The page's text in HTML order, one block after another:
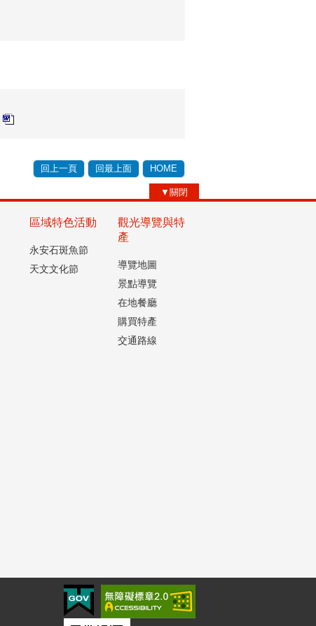
回上一頁 回最上面 HOME
▼關閉
區域特色活動
永安石斑魚節
天文文化節
觀光導覽與特
產
導覽地圖
景點導覽
在地餐廳
購買特產
交通路線